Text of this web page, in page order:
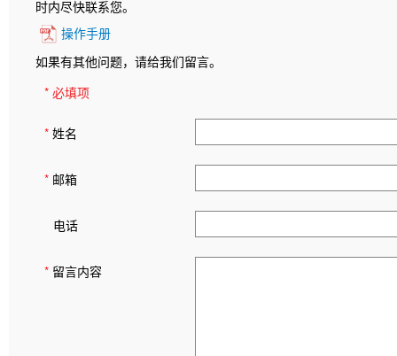
时内尽快联系您。
操作手册
如果有其他问题，请给我们留言。
* 必填项
* 姓名
* 邮箱
电话
* 留言内容